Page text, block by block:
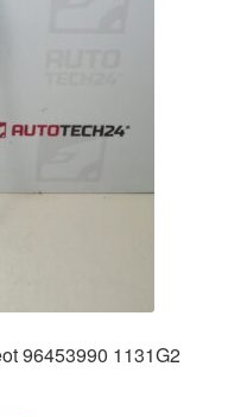
96453990 1131G2